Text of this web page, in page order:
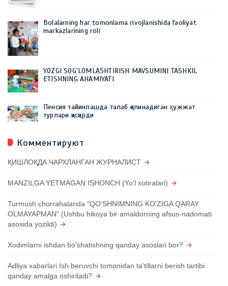
Bolalarning har tomonlama rivojlanishida faoliyat
markazlarining roli
YOZGI SOG'LOMLASHTIRISH MAVSUMINI TASHKIL
ETISHNING AHAMIYATI
Пенсия тайинлашда талаб қилинадиган ҳужжат
турлари қисқарди
Комментируют
ҚИШЛОҚДА ЧАРХЛАНГАН ЖУРНАЛИСТ
MANZILGA YETMAGAN ISHONCH (Yo'l xotiralari)
Turmush chorrahalarida "QO'SHNIMNING KO'ZIGA QARAY
OLMAYAPMAN" (Ushbu hikoya bir amaldorning afsus-nadomati
asosida yozildi)
Xodimlarni ishdan bo'shatishning qanday asoslari bor?
Adliya xabarlari Ish beruvchi tomonidan ta'tillarni berish tartibi
qanday amalga oshiriladi?